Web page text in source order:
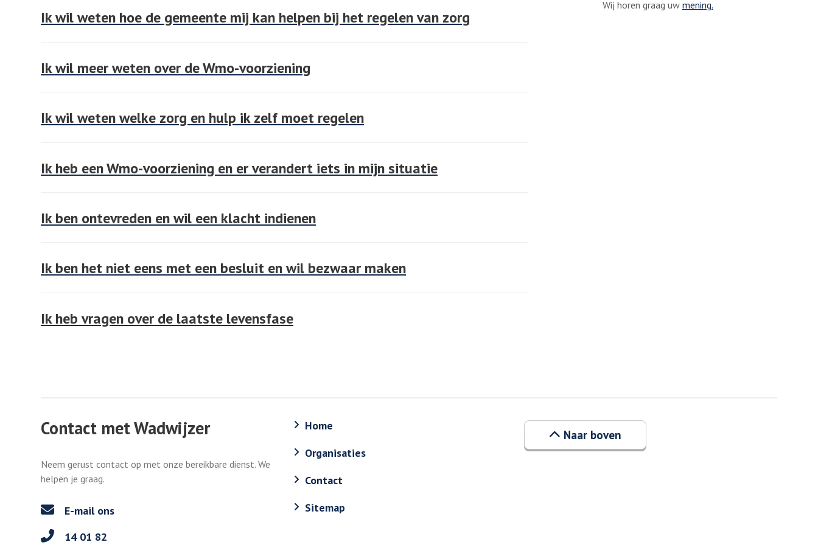
Ik wil weten hoe de gemeente mij kan helpen bij het regelen van zorg
Ik wil meer weten over de Wmo-voorziening
Ik wil weten welke zorg en hulp ik zelf moet regelen
Ik heb een Wmo-voorziening en er verandert iets in mijn situatie
Ik ben ontevreden en wil een klacht indienen
Ik ben het niet eens met een besluit en wil bezwaar maken
Ik heb vragen over de laatste levensfase
Wij horen graag uw mening.
Contact met Wadwijzer
Neem gerust contact op met onze bereikbare dienst. We
helpen je graag.
E-mail ons
14 01 82
Home
Organisaties
Contact
Sitemap
Naar boven